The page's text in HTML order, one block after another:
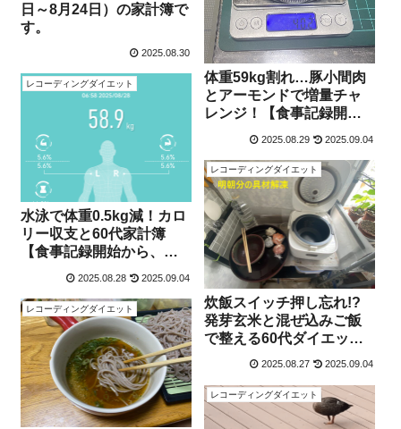
日～8月24日）の家計簿で
す。
2025.08.30
体重59kg割れ…豚小間肉
とアーモンドで増量チャ
レンジ！【食事記録開始
2025.08.29 2025.09.04
レコーディングダイエット
水泳で体重0.5kg減！カロ
リー収支と60代家計簿
【食事記録開始から、
2025.08.28 2025.09.04
レコーディングダイエット
炊飯スイッチ押し忘れ!?
発芽玄米と混ぜ込みご飯
で整える60代ダイエット
【食事記録開始から、
2025.08.27 2025.09.04
レコーディングダイエット
レコーディングダイエット